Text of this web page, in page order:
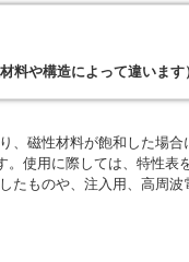
料や構造によって違います
、磁性材料が飽和した場
使用に際しては、特性表
たものや、注入用、高周